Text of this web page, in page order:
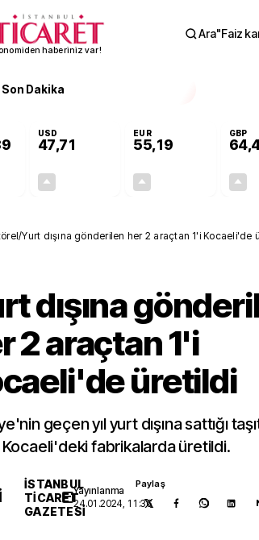
haberiniz var!
Ara"Faiz
Son Dakika
USD
47,71
EUR
55,19
GBP
/Yurt dışına gönderilen her 2 araçtan 1'i Kocaeli'de
dışına
2 araçtan 1'i
üretildi
geçen yıl yurt dışına sattığı
Kocaeli'deki fabrikalarda üretildi.
İSTANBUL
TICARET
GAZETESI
Yayınlanma
24.01.2024, 11:36
Paylaş